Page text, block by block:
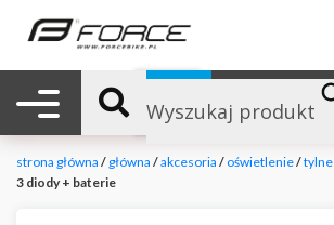
Nawigacja mobilna B2B
strona główna / główna /akcesoria / oświetlenie/tylne
3 diody + baterie